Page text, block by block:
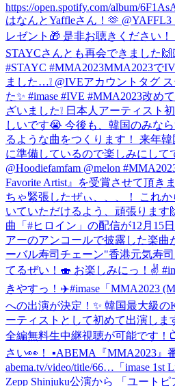
https://open.spotify.com/album/
はなんとYaffleさん！🫶
レゼント🎁 是非お聴きください！
STAYCさんとも再会できました
#STAYC #MMA2023MMA2023で
ました…❕ @IVEアカウントタグ
た✨ #imase #IVE #MMA2023改め
ざいました❕ 日本人アーティスト
しいです😭 今後も、韓国のみな
るような曲をつくります！ 来年
に準備しているので楽しみにして
@Hoodiefamfam @melon
Favorite Artist』を受賞させて頂き
ちゃ緊張したぜぃ、、、！ これ
いていただけるよう、頑張ります
曲「#ヒロイン」の配信が12月15
アーのアンコールで披露した楽曲
ーバル寿司チェーン"香港元気寿
てるぜい！🍣 お楽しみにっ！✌️
きやすっ！✈️#imase「MMA2023
への出演が決定！✨ 韓国最大級の
ーティストとして初めて出演し
全編無料生中継視聴が可能です！
さい👀！ ▪︎ABEMA『MMA2023』
abema.tv/video/title/66… 「imase 1st
Zepp Shinjuku公演から 「ユート